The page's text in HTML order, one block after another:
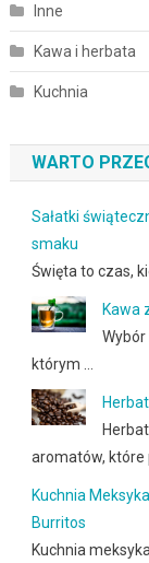
Inne
Kawa i herbata
Kuchnia
WARTO
Sałatki
smaku
Święta to czas,
Kawa
którym …
aromatów, które
Kuchnia
Burritos
Kuchnia